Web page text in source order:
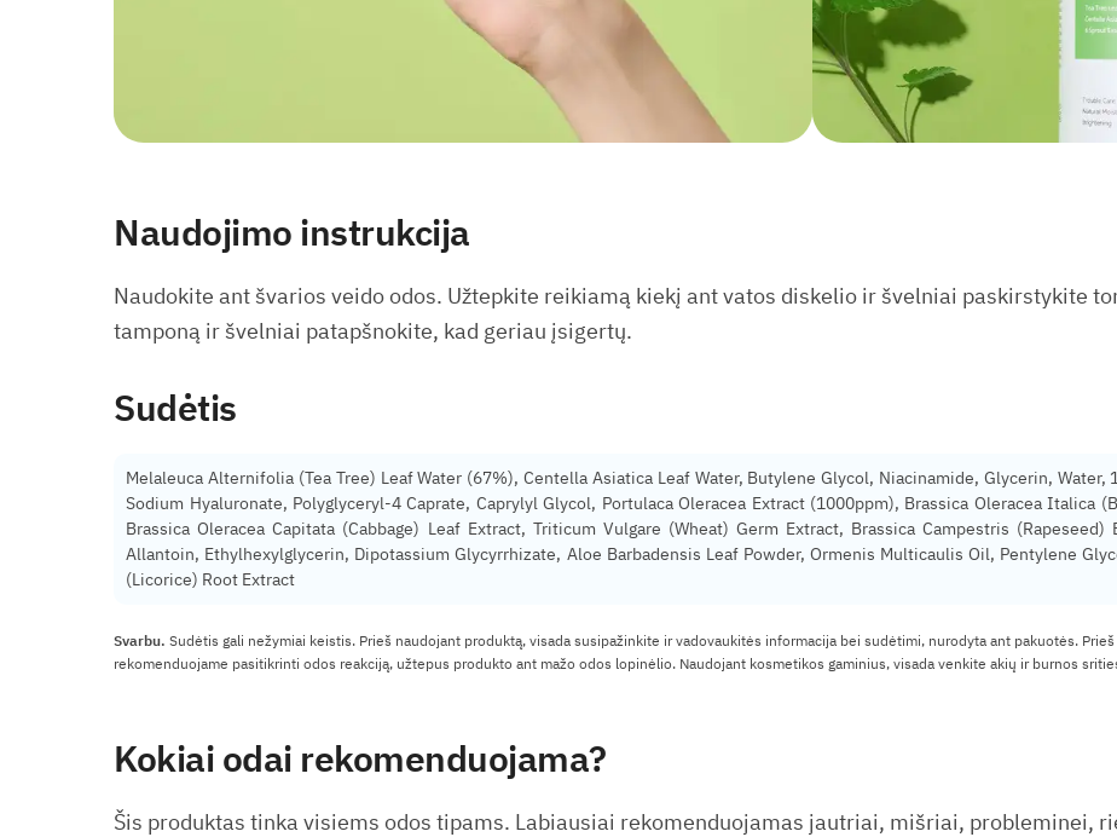
🚚 Papildymai
Naudojimo instrukcija
Naudokite ant švarios veido odos. Užtepkite reikiamą kiekį ant vatos diskelio ir švelniai paskirstykite
tamponą ir švelniai patapšnokite, kad geriau įsigertų.
Sudėtis
Melaleuca Alternifolia (Tea Tree) Leaf Water (67%), Centella Asiatica Leaf Water, Butylene Glycol, Niacinamide, Glycerin,
Sodium Hyaluronate, Polyglyceryl-4 Caprate, Caprylyl Glycol, Portulaca Oleracea Extract (1000ppm), Brassica Oleracea Italica
Brassica Oleracea Capitata (Cabbage) Leaf Extract, Triticum Vulgare (Wheat) Germ Extract, Brassica Campestris
Allantoin, Ethylhexylglycerin, Dipotassium Glycyrrhizate, Aloe Barbadensis Leaf Powder, Ormenis Multicaulis Oil, Pentylene
(Licorice) Root Extract
Svarbu. Sudėtis gali nežymiai keistis. Prieš naudojant produktą, visada susipažinkite ir vadovaukitės informacija bei sudėtimi, nurodyta ant pakuotės.
rekomenduojame pasitikrinti odos reakciją, užtepus produkto ant mažo odos lopinėlio. Naudojant kosmetikos gaminius, visada venkite akių ir burnos
Kokiai odai rekomenduojama?
Šis produktas tinka visiems odos tipams. Labiausiai rekomenduojamas jautriai, mišriai, probleminei,